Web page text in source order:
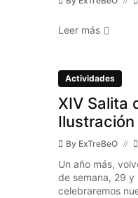
Leer más
Actividades
XIV Salita
By ExTreBeO
Un año más,
de semana, 29
celebraremos